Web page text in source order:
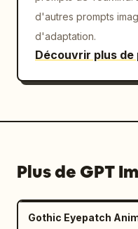
de casting
d'autres prompts
d'adaptation.
Découvrir plus de
Plus de GPT
Gothic Eyepatch